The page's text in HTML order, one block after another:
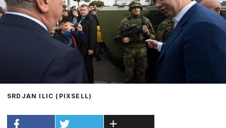
SRDJAN ILIC (PIXSELL)